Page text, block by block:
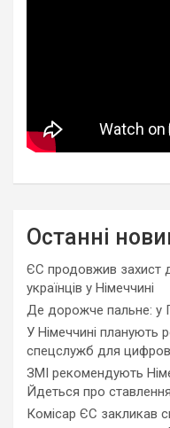
Останні
ЄС продовжив захист
українців у Німеччині
Де дорожче пальне: у
У Німеччині планують
спецслужб для
ЗМІ рекомендують
Йдеться про
Комісар ЄС закликав